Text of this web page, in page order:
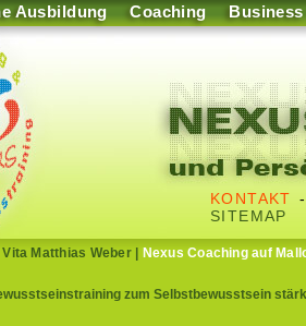
Ausbildung Coaching Business
KONTAKT
SITEMAP
|Vita Matthias Weber| Nexus Coaching auf
zum Selbstbewusstsein